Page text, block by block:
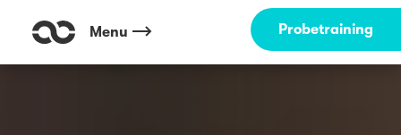
Menu Probetraining